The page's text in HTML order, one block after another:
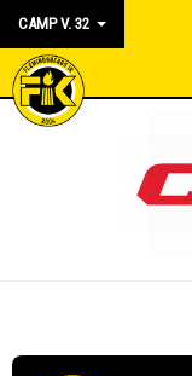
CAMP V. 32
HEM